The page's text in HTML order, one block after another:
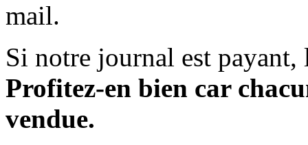
mail.
Si notre journal est payant,
Profitez-en bien car
vendue.